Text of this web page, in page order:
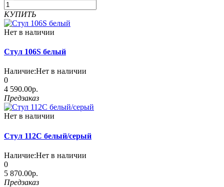
КУПИТЬ
Нет в наличии
Стул 106S белый
Наличие:Нет в наличии
0
4 590.00р.
Предзаказ
Нет в наличии
Стул 112С белый/серый
Наличие:Нет в наличии
0
5 870.00р.
Предзаказ